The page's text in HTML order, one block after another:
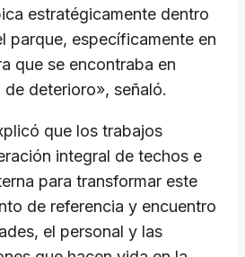
estratégicamente dentro
parque, específicamente en
que se encontraba en
deterioro», señaló.
que los trabajos
integral de techos e
para transformar este
de referencia y encuentro
el personal y las